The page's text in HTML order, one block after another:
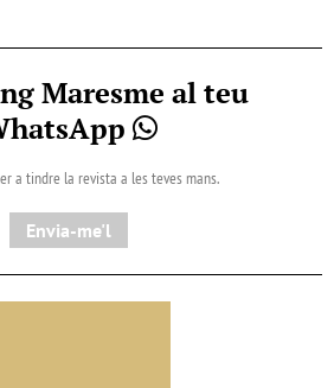
Maresme al teu
a tindre la revista a les teves mans.
Envia-me'l